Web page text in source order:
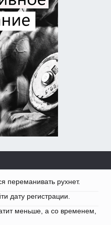
переманивать рухнет.
дату регистрации.
меньше, а со временем,